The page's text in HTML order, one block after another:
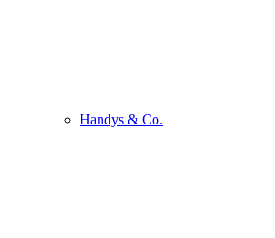
Handys & Co.